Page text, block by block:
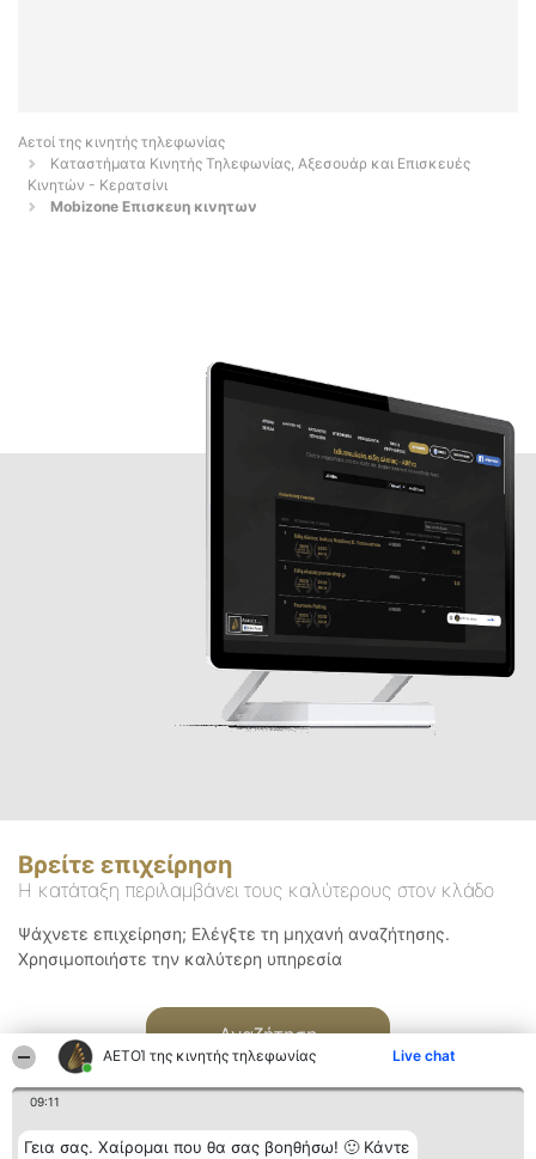
ΑΕΤΟΊ της κινητής τηλεφωνίας Live chat
09:11
Γεια σας. Χαίρομαι που θα σας βοηθήσω! 🙂 Κάντε
Αετοί της κινητής τηλεφωνίας
Καταστήματα Κινητής Τηλεφωνίας, Αξεσουάρ και Επισκευές
Κινητών - Κερατσίνι
Mobizone Επισκευη κινητων
Βρείτε επιχείρηση
Η κατάταξη περιλαμβάνει τους καλύτερους στον κλάδο
Ψάχνετε επιχείρηση; Ελέγξτε τη μηχανή αναζήτησης.
Χρησιμοποιήστε την καλύτερη υπηρεσία
Αναζήτηση